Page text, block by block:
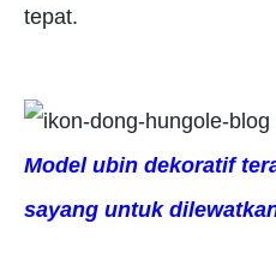
tepat.
Model ubin dekoratif
sayang untuk